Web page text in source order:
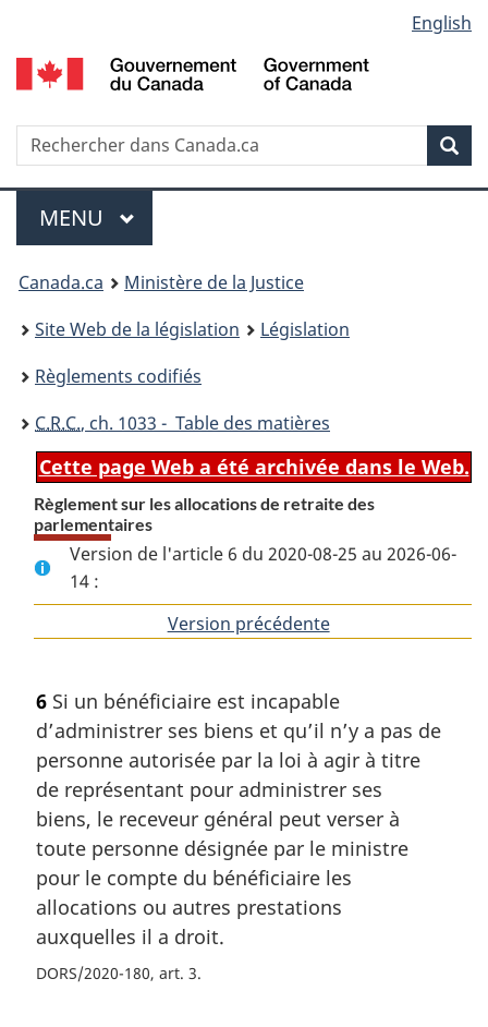
au
contenu
propos
de
la
HTML
simplifiée
selection
English
Recherche
Menu
MENU PRINCIPAL
You
are
here:
Canada.ca
Ministère de la Justice
Site Web de la législation
Législation
Règlements codifiés
C.R.C., ch. 1033 - Table des matières
Cette page Web a été archivée dans le Web.
Règlement sur les allocations de retraite des
parlementaires
Version de l'article 6 du 2020-08-25 au 2026-06-
14 :
Version précédentede
6 Si un bénéficiaire est incapable
d’administrer ses biens et qu’il n’y a pas de
personne autorisée par la loi à agir à titre
de représentant pour administrer ses
biens, le receveur général peut verser à
toute personne désignée par le ministre
pour le compte du bénéficiaire les
allocations ou autres prestations
auxquelles il a droit.
DORS/2020-180, art. 3